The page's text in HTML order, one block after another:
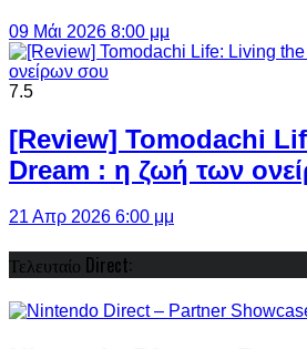
09 Μάι 2026 8:00 μμ
7.5
[Review] Tomodachi
Dream : η ζωή των
21 Απρ 2026 6:00 μμ
Τελευταίο Direct: